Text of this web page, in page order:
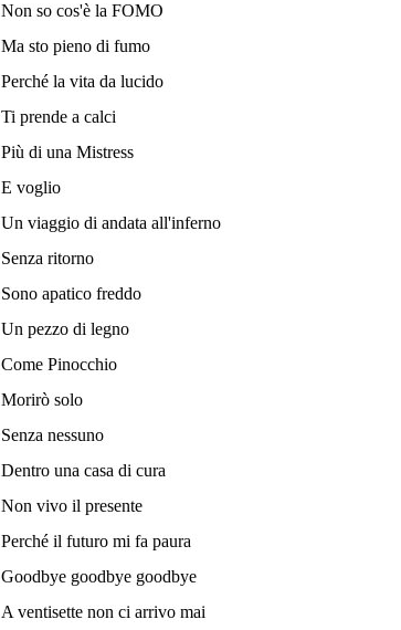
Non so cos'è la FOMO
Ma sto pieno di fumo
Perché la vita da lucido
Ti prende a calci
Più di una Mistress
E voglio
Un viaggio di andata all'inferno
Senza ritorno
Sono apatico freddo
Un pezzo di legno
Come Pinocchio
Morirò solo
Senza nessuno
Dentro una casa di cura
Non vivo il presente
Perché il futuro mi fa paura
Goodbye goodbye goodbye
A ventisette non ci arrivo mai